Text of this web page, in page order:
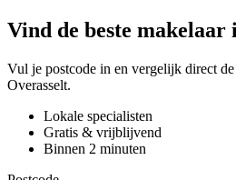
Vind de beste makelaar
Vul je postcode in en vergelijk direct de
Overasselt.
Lokale specialisten
Gratis & vrijblijvend
Binnen 2 minuten